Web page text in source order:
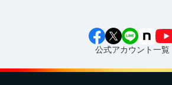
公式アカウント一覧